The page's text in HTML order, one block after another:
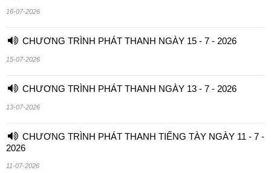
16-07-2026
CHƯƠNG TRÌNH PHÁT THANH NGÀY 15 - 7 - 2026
15-07-2026
CHƯƠNG TRÌNH PHÁT THANH NGÀY 13 - 7 - 2026
13-07-2026
CHƯƠNG TRÌNH PHÁT THANH TIẾNG TÀY NGÀY 11 - 7 -
2026
11-07-2026